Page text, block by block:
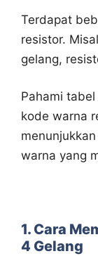
Terdapat
resistor.
gelang,
Pahami
kode warna
warna yang
1. Cara
4 Gelang